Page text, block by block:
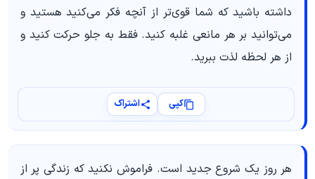
داشته باشید که شما قوی‌تر از آنچه فکر می‌کنید هستید و
می‌توانید بر هر مانعی غلبه کنید. فقط به جلو حرکت کنید و
از هر لحظه لذت ببرید.
کپی اشتراک
هر روز یک شروع جدید است. فراموش نکنید که زندگی پر از